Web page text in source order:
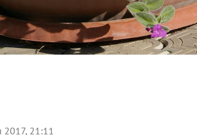
2017, 21:11